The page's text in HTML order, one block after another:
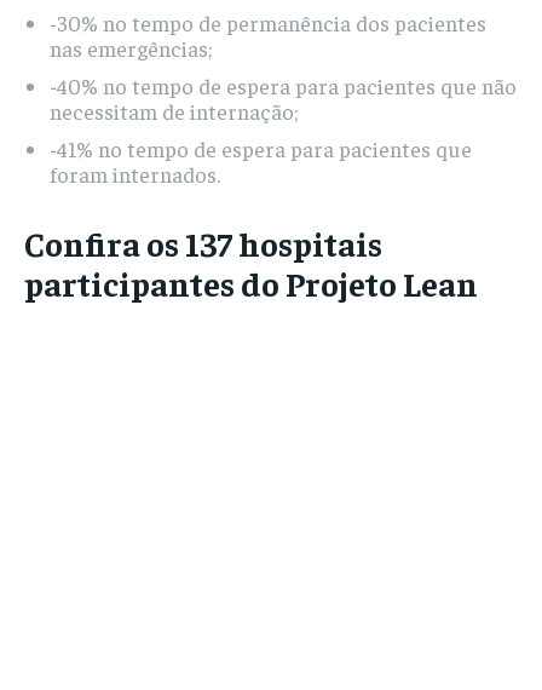
-30% no tempo de permanência dos pacientes
nas emergências;
-40% no tempo de espera para pacientes que não
necessitam de internação;
-41% no tempo de espera para pacientes que
foram internados.
Confira os 137 hospitais
participantes do Projeto Lean